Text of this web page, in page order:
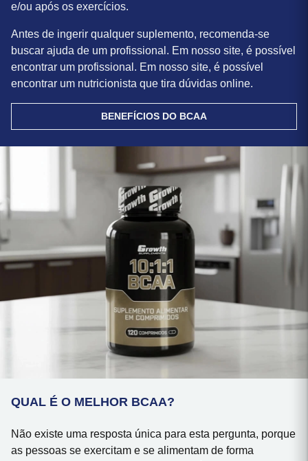
e/ou após os exercícios.
Antes de ingerir qualquer suplemento, recomenda-se
buscar ajuda de um profissional. Em nosso site, é possível
encontrar um profissional. Em nosso site, é possível
encontrar um nutricionista que tira dúvidas online.
BENEFÍCIOS DO BCAA
QUAL É O MELHOR BCAA?
Não existe uma resposta única para esta pergunta, porque
as pessoas se exercitam e se alimentam de forma